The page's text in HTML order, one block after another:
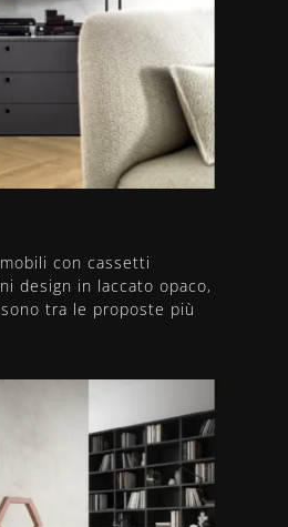
con cassetti
design in laccato opaco,
tra le proposte più